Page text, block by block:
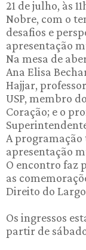
21 de julho, às
Nobre, com o
desafios e
apresentação
Na mesa de
Ana Elisa
Hajjar,
USP, membro
Coração; e o
A programação
apresentação
O encontro faz
as
Direito do
Os ingressos
partir de